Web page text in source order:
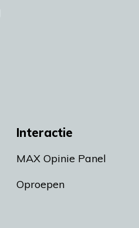
Interactie
MAX Opinie Panel
Oproepen